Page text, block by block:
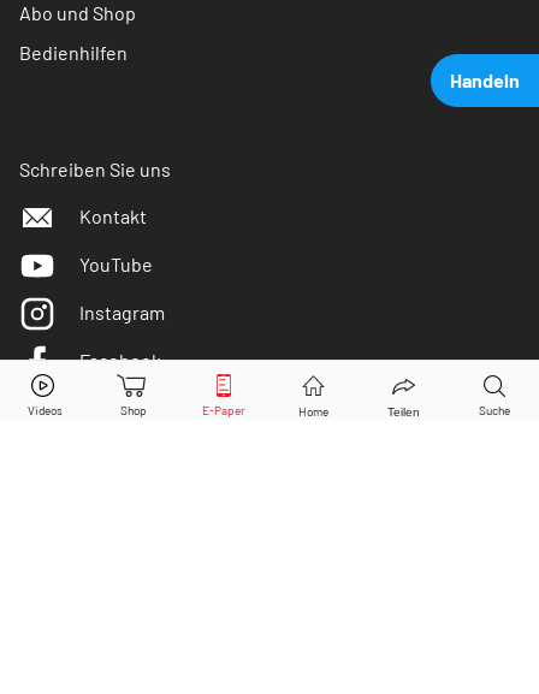
Handeln
Paragon Aktie jetzt handeln?
Abo und Shop
Bedienhilfen
Schreiben Sie uns
Kontakt
YouTube
Instagram
Facebook
Twitter